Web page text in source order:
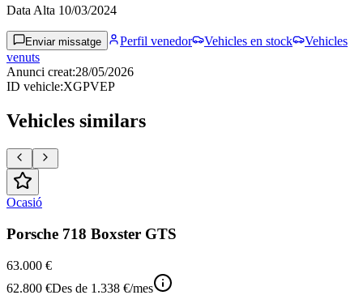
Data Alta 10/03/2024
Enviar missatge Perfil venedor Vehicles en stock
Vehicles
venuts
Anunci creat:28/05/2026
ID vehicle:XGPVEP
Vehicles similars
Ocasió
Porsche 718 Boxster GTS
63.000 €
62.800 €Des de 1.338 €/mes